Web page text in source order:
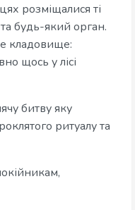
розміщалися ті
та будь-який орган.
кладовище:
щось у лісі
битву яку
ритуалу та